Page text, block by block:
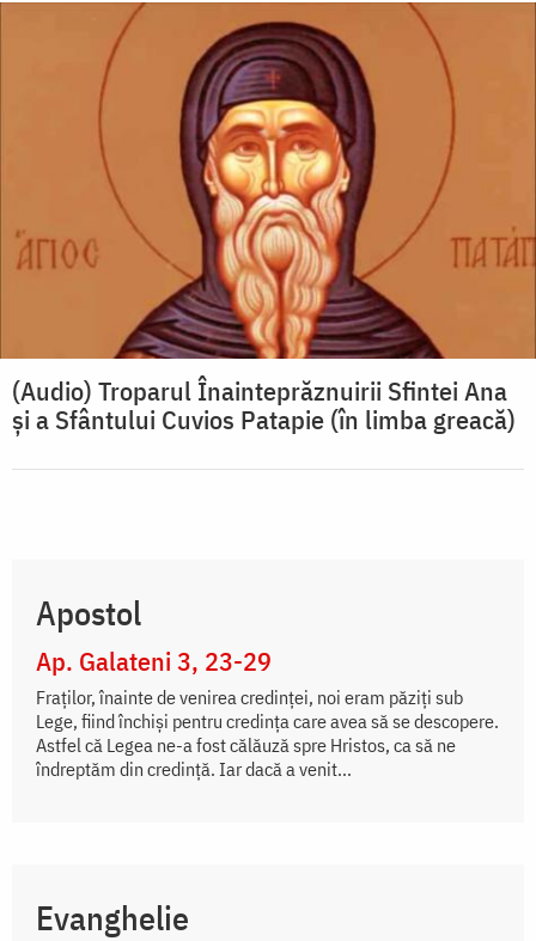
(Audio) Troparul Înainteprăznuirii Sfintei Ana
și a Sfântului Cuvios Patapie (în limba greacă)
Apostol
Ap. Galateni 3, 23-29
Fraţilor, înainte de venirea credinţei, noi eram păziţi sub
Lege, fiind închişi pentru credinţa care avea să se descopere.
Astfel că Legea ne-a fost călăuză spre Hristos, ca să ne
îndreptăm din credinţă. Iar dacă a venit...
Evanghelie